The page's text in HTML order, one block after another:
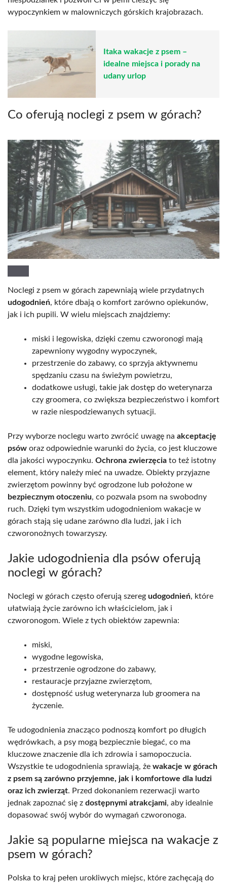
wypoczynkiem w malowniczych górskich krajobrazach.
Itaka wakacje z psem –
idealne miejsca i porady na
udany urlop
Co oferują noclegi z psem w górach?
Noclegi z psem w górach zapewniają wiele przydatnych
udogodnień, które dbają o komfort zarówno opiekunów,
jak i ich pupili. W wielu miejscach znajdziemy:
miski i legowiska, dzięki czemu czworonogi mają
zapewniony wygodny wypoczynek,
przestrzenie do zabawy, co sprzyja aktywnemu
spędzaniu czasu na świeżym powietrzu,
dodatkowe usługi, takie jak dostęp do weterynarza
czy groomera, co zwiększa bezpieczeństwo i komfort
w razie niespodziewanych sytuacji.
Przy wyborze noclegu warto zwrócić uwagę na akceptację
psów oraz odpowiednie warunki do życia, co jest kluczowe
dla jakości wypoczynku. Ochrona zwierzęcia to też istotny
element, który należy mieć na uwadze. Obiekty przyjazne
zwierzętom powinny być ogrodzone lub położone w
bezpiecznym otoczeniu, co pozwala psom na swobodny
ruch. Dzięki tym wszystkim udogodnieniom wakacje w
górach stają się udane zarówno dla ludzi, jak i ich
czworonożnych towarzyszy.
Jakie udogodnienia dla psów oferują
noclegi w górach?
Noclegi w górach często oferują szereg udogodnień, które
ułatwiają życie zarówno ich właścicielom, jak i
czworonogom. Wiele z tych obiektów zapewnia:
miski,
wygodne legowiska,
przestrzenie ogrodzone do zabawy,
restauracje przyjazne zwierzętom,
dostępność usług weterynarza lub groomera na
życzenie.
Te udogodnienia znacząco podnoszą komfort po długich
wędrówkach, a psy mogą bezpiecznie biegać, co ma
kluczowe znaczenie dla ich zdrowia i samopoczucia.
Wszystkie te udogodnienia sprawiają, że wakacje w górach
z psem są zarówno przyjemne, jak i komfortowe dla ludzi
oraz ich zwierząt. Przed dokonaniem rezerwacji warto
jednak zapoznać się z dostępnymi atrakcjami, aby idealnie
dopasować swój wybór do wymagań czworonoga.
Jakie są popularne miejsca na wakacje z
psem w górach?
Polska to kraj pełen urokliwych miejsc, które zachęcają do